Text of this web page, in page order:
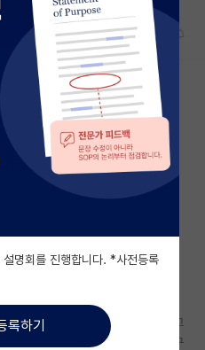
판
문연을 하였습니다. 연구도 잘한다고
저에게는 요구되는 업무가 주로 연구
명회를 진행합니다. *사전등록
록하기